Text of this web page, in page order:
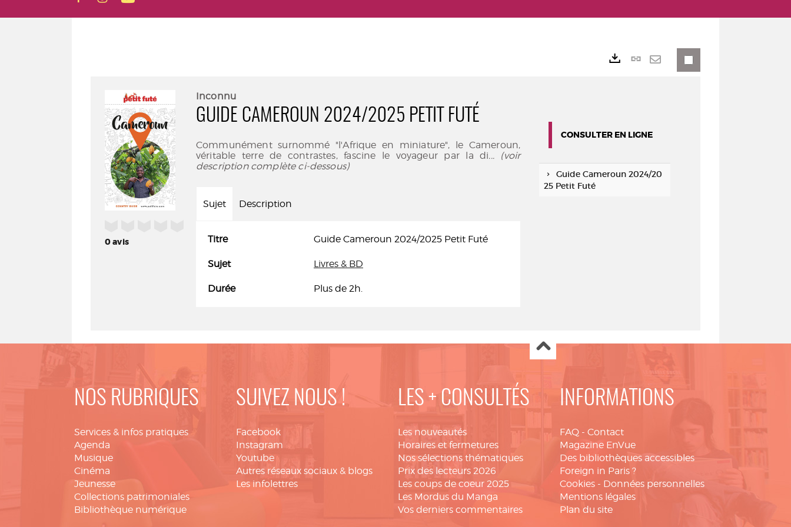
0avis
Inconnu
GUIDE CAMEROUN 2024/2025 PETIT FUTÉ
Communément surnommé "l'Afrique en miniature", le Cameroun,
véritable terre de contrastes, fascine le voyageur par la di... (voir
description complète ci-dessous)
Sujet Description
Titre Guide Cameroun 2024/2025 Petit Futé
Sujet Livres & BD
Durée Plus de 2h.
Lien
CONSULTER EN LIGNE
Guide Cameroun 2024/20
25 Petit Futé
NOS RUBRIQUES
Services & infos pratiques
Agenda
Musique
Cinéma
Jeunesse
Collections patrimoniales
Bibliothèque numérique
SUIVEZ NOUS !
Facebook
Instagram
Youtube
Autres réseaux sociaux & blogs
Les infolettres
LES + CONSULTÉS
Les nouveautés
Horaires et fermetures
Nos sélections thématiques
Prix des lecteurs 2026
Les coups de coeur 2025
Les Mordus du Manga
Vos derniers commentaires
INFORMATIONS
FAQ - Contact
Magazine EnVue
Des bibliothèques accessibles
Foreign in Paris ?
Cookies - Données personnelles
Mentions légales
Plan du site